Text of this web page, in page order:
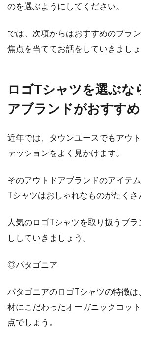
アウターの種類
肌寒い季節が近づく
パーカーに合う
すめのコーディ
パーカーは、カジュ
も、ボー...
レギンスはリブ
行！そのおすす
す。一時の...
のを選ぶようにしてください。
では、次項からはおすすめのブラ
焦点を当ててお話をしていきましょ
ロゴTシャツを選ぶな
アブランドがおすすめ
近年では、タウンユースでもアウ
ァッションをよく見かけます。
そのアウトドアブランドのアイテ
Tシャツはおしゃれなものがたくさ
人気のロゴTシャツを取り扱うブ
ししていきましょう。
◎パタゴニア
パタゴニアのロゴTシャツの特徴
材にこだわったオーガニックコッ
点でしょう。